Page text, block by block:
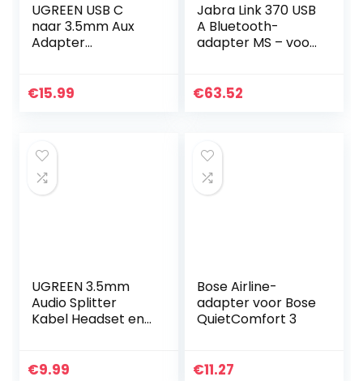
UGREEN USB C
naar 3.5mm Aux
Adapter
S23+, S23, S22 iPad
€15.99
Jabra Link 370 USB
A Bluetooth-
adapter MS – voor
draadloos bereik –
€63.52
UGREEN 3.5mm
Audio Splitter
Kabel Headset en
voor PC Laptop
€9.99
Bose Airline-
adapter voor Bose
QuietComfort 3
€11.27